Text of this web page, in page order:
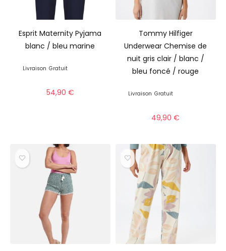
Esprit Maternity Pyjama
blanc / bleu marine
Livraison Gratuit
54,90 €
Tommy Hilfiger
Underwear Chemise de
nuit gris clair / blanc /
bleu foncé / rouge
Livraison Gratuit
49,90€